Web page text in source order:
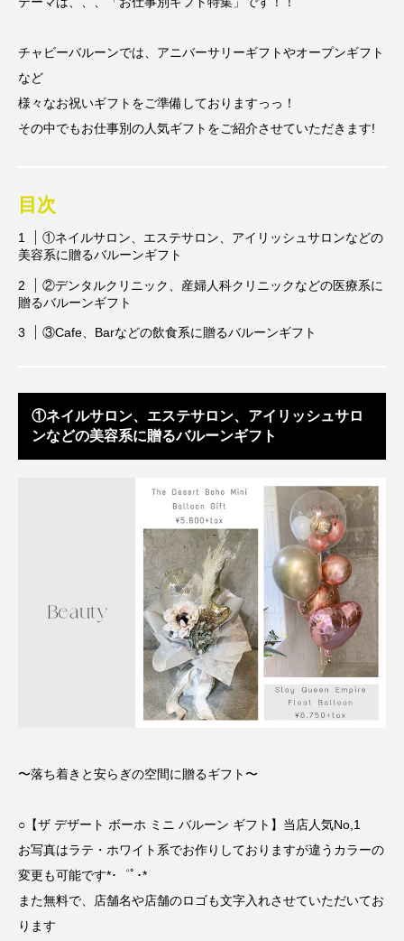
チャビーバルーンでは、アニバーサリーギフトやオープンギフト
など
様々なお祝いギフトをご準備しておりますっっ！
その中でもお仕事別の人気ギフトをご紹介させていただきます︎!
目次
①ネイルサロン、エステサロン、アイリッシュサロンなどの
美容系に贈るバルーンギフト
②デンタルクリニック、産婦人科クリニックなどの医療系に
贈るバルーンギフト
③Cafe、Barなどの飲食系に贈るバルーンギフト
①ネイルサロン、エステサロン、アイリッシュサロ
ンなどの美容系に贈るバルーンギフト
〜落ち着きと安らぎの空間に贈るギフト〜
○【ザ デザート ボーホ ミニ バルーン ギフト】当店人気No,1
お写真はラテ・ホワイト系でお作りしておりますが違うカラーの
変更も可能です*･゜ﾟ･*
また無料で、店舗名や店舗のロゴも文字入れさせていただいてお
ります︎